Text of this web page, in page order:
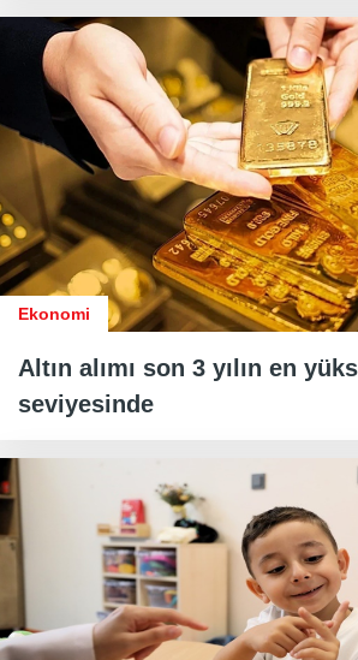
Ekonomi
Altın alımı son 3 yılın en
seviyesinde